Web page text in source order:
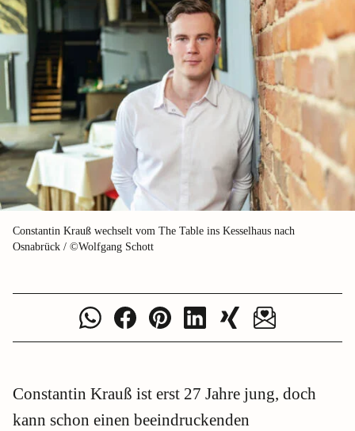
Constantin Krauß wechselt vom The Table ins Kesselhaus nach
Osnabrück / ©Wolfgang Schott
Constantin Krauß ist erst 27 Jahre jung, doch
kann schon einen beeindruckenden